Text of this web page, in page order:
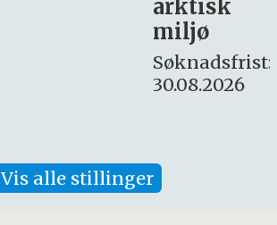
Søknadsfrist:
16. august.
Vis alle stillinger